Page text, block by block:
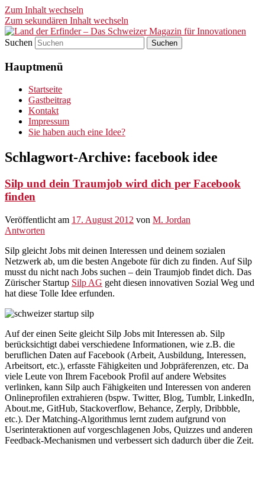
Zum Inhalt wechseln
Zum sekundären Inhalt wechseln
Land der Erfinder – Das
Schweizer Magazin für
Innovationen
Suchen
Hauptmenü
Startseite
Gastbeitrag
Kontakt
Impressum
Sie haben auch eine Idee?
Schlagwort-Archive: facebook idee
Silp und dein Traumjob wird dich per Facebook
finden
Veröffentlicht am 17. August 2012 von M. Jordan
Antworten
Silp gleicht Jobs mit deinen Interessen und deinem sozialen
Netzwerk ab, um die besten Angebote für dich zu finden. Auf Silp
musst du nicht nach Jobs suchen – dein Traumjob findet dich. Das
Zürischer Startup Silp AG geht diesen innovativen Sozial Weg und
hat diese Tolle Idee erfunden.
Auf der einen Seite gleicht Silp Jobs mit Interessen ab. Silp
berücksichtigt dabei verschiedene Informationen, wie z.B. die
beruflichen Daten auf Facebook (Arbeit, Ausbildung, Interessen,
Arbeitsort, etc.), erfasste Fähigkeiten und Jobpräferenzen, etc. Da
viele Leute von Ihrem Facebook Profil auf andere Websites
verlinken, kann Silp auch Fähigkeiten und Interessen von anderen
Onlineprofilen extrahieren (bspw. Twitter, Blog, Tumblr, LinkedIn,
About.me, GitHub, Stackoverflow, Behance, Zerply, Dribbble,
etc.). Der Matching-Algorithmus lernt zudem aufgrund von
Userinteraktionen auf vorgeschlagenen Jobs, Quizzes und anderen
Feedback-Mechanismen und verbessert sich dadurch über die Zeit.